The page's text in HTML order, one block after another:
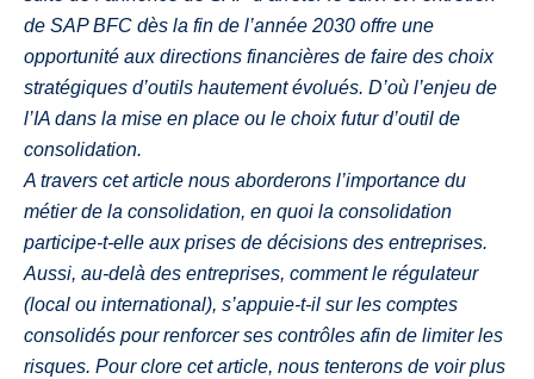
de SAP BFC dès la fin de l’année 2030 offre une
opportunité aux directions financières de faire des choix
stratégiques d’outils hautement évolués. D’où l’enjeu de
l’IA dans la mise en place ou le choix futur d’outil de
consolidation.
A travers cet article nous aborderons l’importance du
métier de la consolidation, en quoi la consolidation
participe-t-elle aux prises de décisions des entreprises.
Aussi, au-delà des entreprises, comment le régulateur
(local ou international), s’appuie-t-il sur les comptes
consolidés pour renforcer ses contrôles afin de limiter les
risques. Pour clore cet article, nous tenterons de voir plus